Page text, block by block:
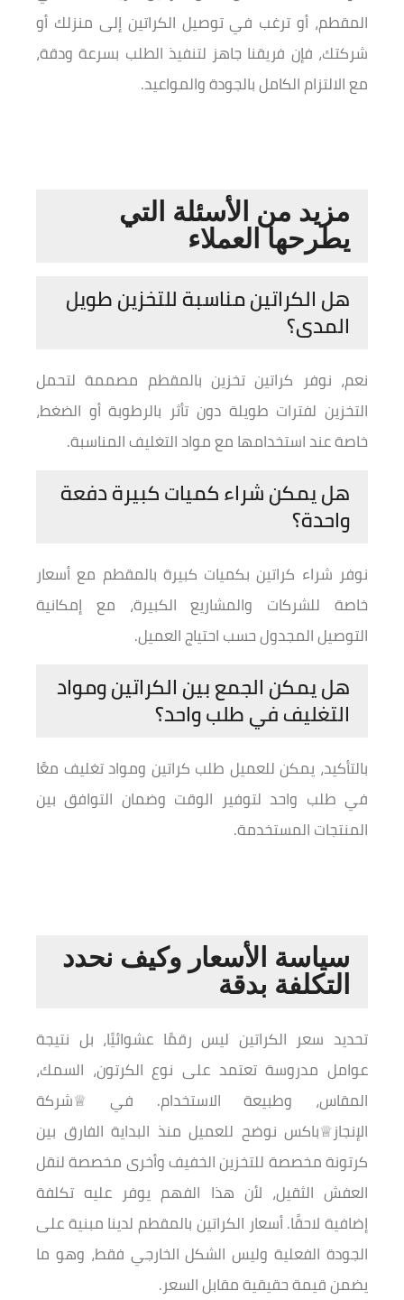
المقطم، أو ترغب في توصيل الكراتين إلى منزلك أو
شركتك، فإن فريقنا جاهز لتنفيذ الطلب بسرعة ودقة،
مع الالتزام الكامل بالجودة والمواعيد.
مزيد من الأسئلة التي
يطرحها العملاء
هل الكراتين مناسبة للتخزين طويل
المدى؟
نعم، نوفر كراتين تخزين بالمقطم مصممة لتحمل
التخزين لفترات طويلة دون تأثر بالرطوبة أو الضغط،
خاصة عند استخدامها مع مواد التغليف المناسبة.
هل يمكن شراء كميات كبيرة دفعة
واحدة؟
نوفر شراء كراتين بكميات كبيرة بالمقطم مع أسعار
خاصة للشركات والمشاريع الكبيرة، مع إمكانية
التوصيل المجدول حسب احتياج العميل.
هل يمكن الجمع بين الكراتين ومواد
التغليف في طلب واحد؟
بالتأكيد، يمكن للعميل طلب كراتين ومواد تغليف معًا
في طلب واحد لتوفير الوقت وضمان التوافق بين
المنتجات المستخدمة.
سياسة الأسعار وكيف نحدد
التكلفة بدقة
تحديد سعر الكراتين ليس رقمًا عشوائيًا، بل نتيجة
عوامل مدروسة تعتمد على نوع الكرتون، السمك،
المقاس، وطبيعة الاستخدام. في ♕شركة
الإنجاز♕باكس نوضح للعميل منذ البداية الفارق بين
كرتونة مخصصة للتخزين الخفيف وأخرى مخصصة لنقل
العفش الثقيل، لأن هذا الفهم يوفر عليه تكلفة
إضافية لاحقًا. أسعار الكراتين بالمقطم لدينا مبنية على
الجودة الفعلية وليس الشكل الخارجي فقط، وهو ما
يضمن قيمة حقيقية مقابل السعر.